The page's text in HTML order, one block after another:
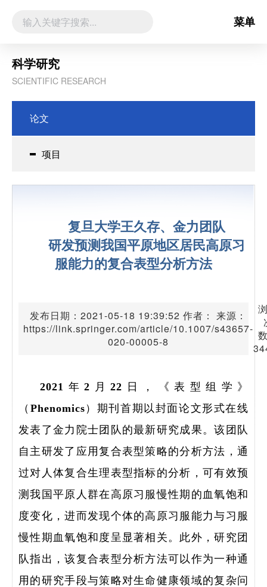
菜单
科学研究
SCIENTIFIC RESEARCH
论文
项目
复旦大学王久存、金力团队
研发预测我国平原地区居民高原习
服能力的复合表型分析方法
发布日期：2021-05-18 19:39:52 作者： 来源：
https://link.springer.com/article/10.1007/s43657-
020-00005-8
2021年2月22日，《表型组学》
（Phenomics）期刊首期以封面论文形式在线
发表了金力院士团队的最新研究成果。该团队
自主研发了应用复合表型策略的分析方法，通
过对人体复合生理表型指标的分析，可有效预
测我国平原人群在高原习服慢性期的血氧饱和
度变化，进而发现个体的高原习服能力与习服
慢性期血氧饱和度呈显著相关。此外，研究团
队指出，该复合表型分析方法可以作为一种通
用的研究手段与策略对生命健康领域的复杂问